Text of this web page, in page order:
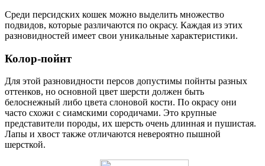
Среди персидских кошек можно выделить множество
подвидов, которые различаются по окрасу. Каждая из этих
разновидностей имеет свои уникальные характеристики.
Колор-пойнт
Для этой разновидности персов допустимы пойнты разных
оттенков, но основной цвет шерсти должен быть
белоснежный либо цвета слоновой кости. По окрасу они
часто схожи с сиамскими сородичами. Это крупные
представители породы, их шерсть очень длинная и пушистая.
Лапы и хвост также отличаются невероятно пышной
шерсткой.